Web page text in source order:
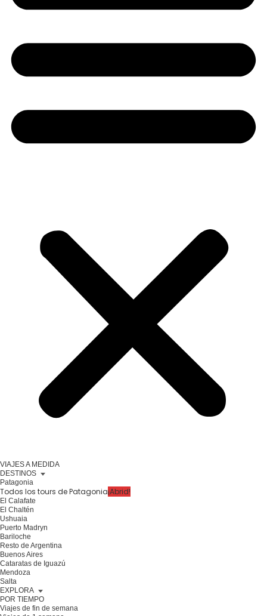
VIAJES A MEDIDA
DESTINOS
Patagonia
Todos los tours de Patagonia¡Abrid!
El Calafate
El Chaltén
Ushuaia
Puerto Madryn
Bariloche
Resto de Argentina
Buenos Aires
Cataratas de Iguazú
Mendoza
Salta
EXPLORA
POR TIEMPO
Viajes de fin de semana